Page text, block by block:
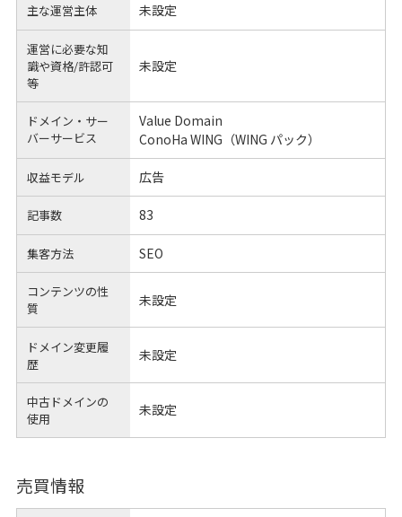
主な運営主体 未設定
運営に必要な知
識や資格/許認可
等
未設定
ドメイン・サー
バーサービス
Value Domain
ConoHa WING（WING パック）
収益モデル 広告
記事数 83
集客方法 SEO
コンテンツの性
質
未設定
ドメイン変更履
歴
未設定
中古ドメインの
使用
未設定
売買情報